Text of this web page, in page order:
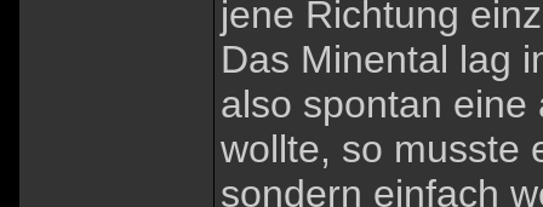
jene Richtung
Das Minental lag
also spontan
wollte, so musste
sondern einfach